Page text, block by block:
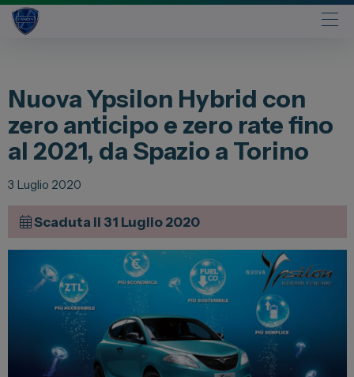
Fiat
Abarth
Lancia
Alfa Romeo
Jeep
Opel
Peugeot
Citroen
Leapmotor
Nuova Ypsilon Hybrid con
zero anticipo e zero rate fino
al 2021, da Spazio a Torino
3 Luglio 2020
Scaduta il 31 Luglio 2020